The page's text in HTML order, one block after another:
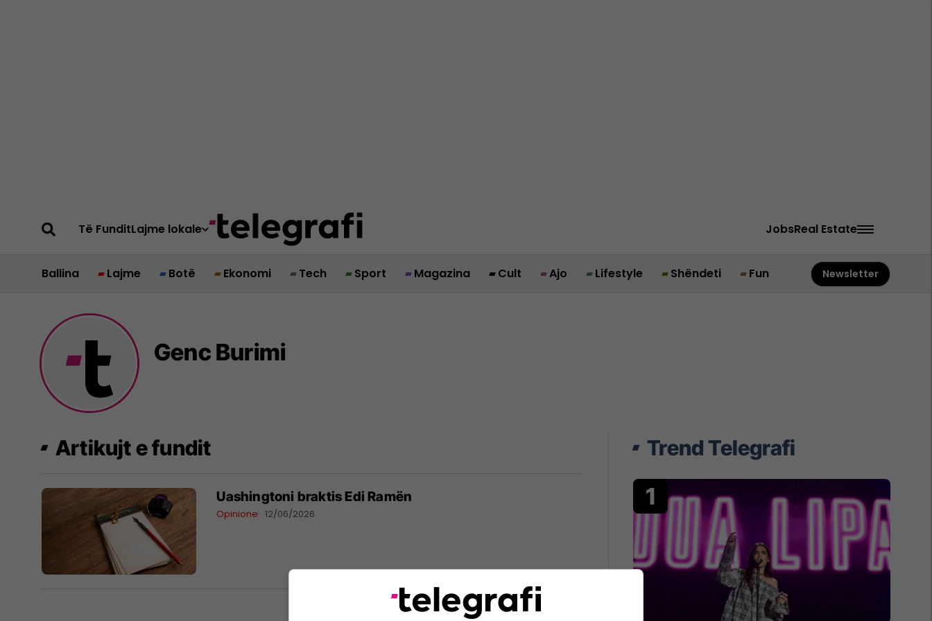
Të FunditLajme lokale JobsReal Estate
Ballina Lajme Botë Ekonomi Tech Sport Magazina Cult Ajo Lifestyle Shëndeti Fun Newsletter
Genc Burimi
Artikujt e fundit
Uashingtoni braktis Edi Ramën
Opinione 12/06/2026
Trend Telegrafi